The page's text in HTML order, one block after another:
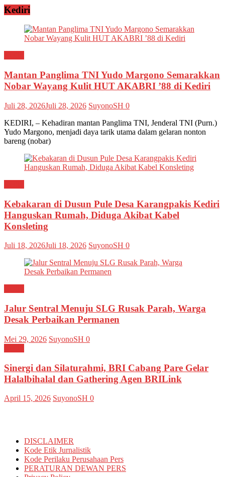
Kediri
Mantan Panglima TNI Yudo Margono Semarakkan
Nobar Wayang Kulit HUT AKABRI ’88 di Kediri
Juli 28, 2026Juli 28, 2026 SuyonoSH 0
KEDIRI, – Kehadiran mantan Panglima TNI, Jenderal TNI (Purn.)
Yudo Margono, menjadi daya tarik utama dalam gelaran nonton
bareng (nobar)
Kebakaran di Dusun Pule Desa Karangpakis Kediri
Hanguskan Rumah, Diduga Akibat Kabel
Konsleting
Juli 18, 2026Juli 18, 2026 SuyonoSH 0
Jalur Sentral Menuju SLG Rusak Parah, Warga
Desak Perbaikan Permanen
Mei 29, 2026 SuyonoSH 0
Sinergi dan Silaturahmi, BRI Cabang Pare Gelar
Halalbihalal dan Gathering Agen BRILink
April 15, 2026 SuyonoSH 0
DISCLAIMER
Kode Etik Jurnalistik
Kode Perilaku Perusahaan Pers
PERATURAN DEWAN PERS